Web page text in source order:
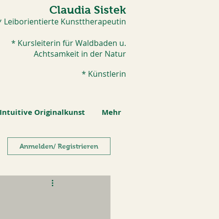
Claudia Sistek
Leiborientierte Kunsttherapeutin
* Kursleiterin für Waldbaden u.
Achtsamkeit in der Natur
* Künstlerin​
Intuitive Originalkunst Mehr
Anmelden/ Registrieren